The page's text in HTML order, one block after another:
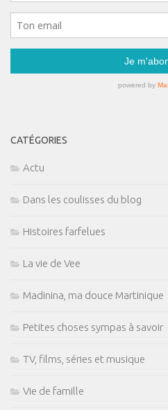
CATÉGORIES
Actu
Dans les coulisses du blog
Histoires farfelues
La vie de Vee
Madinina, ma douce Martinique
Petites choses sympas à savoir
TV, films, séries et musique
Vie de famille